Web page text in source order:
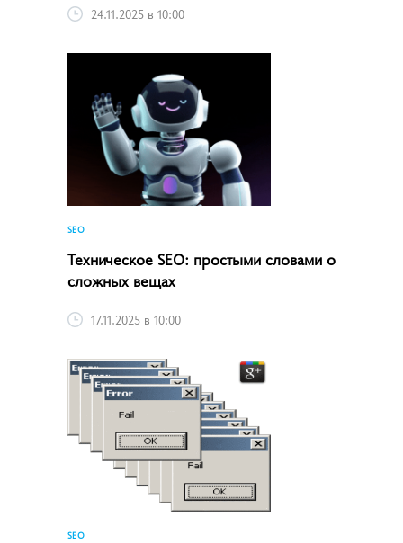
24.11.2025 в 10:00
SEO
Техническое SEO: простыми словами о
сложных вещах
17.11.2025 в 10:00
SEO